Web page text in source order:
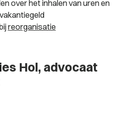
over het inhalen van uren en
reorganisatie
Hol, advocaat